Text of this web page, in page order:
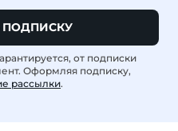
от подписки
Оформляя подписку,
рассылки.